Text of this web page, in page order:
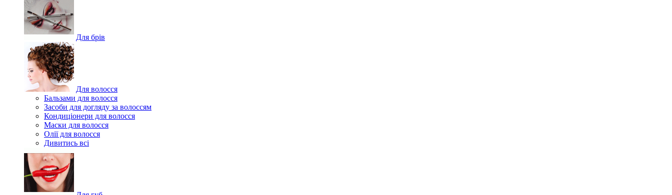
Для брів
Для волосся
Бальзами для волосся
Засоби для догляду за волоссям
Кондиціонери для волосся
Маски для волосся
Олії для волосся
Дивитись всі